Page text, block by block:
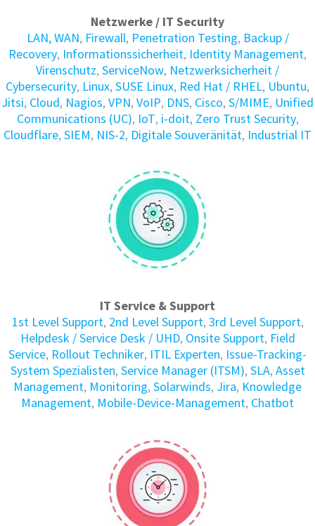
Netzwerke / IT Security
LAN, WAN, Firewall, Penetration Testing, Backup /
Recovery, Informations­sicherheit, Identity Manage­ment,
Virenschutz, ServiceNow, Netzwerksicherheit /
Cybersecurity, Linux, SUSE Linux, Red Hat / RHEL, Ubuntu,
Jitsi, Cloud, Nagios, VPN, VoIP, DNS, Cisco, S/MIME, Unified
Communications (UC), IoT, i-doit, Zero Trust Security,
Cloudflare, SIEM, NIS-2, Digitale Souveränität, Industrial IT
IT Service & Support
1st Level Support, 2nd Level Support, 3rd Level Support,
Helpdesk / Service Desk / UHD, Onsite Support, Field
Service, Rollout Techniker, ITIL Experten, Issue-Tracking-
System Spezialisten, Service Manager (ITSM), SLA, Asset
Management, Monitoring, Solarwinds, Jira, Knowledge
Management, Mobile-Device-Management, Chatbot